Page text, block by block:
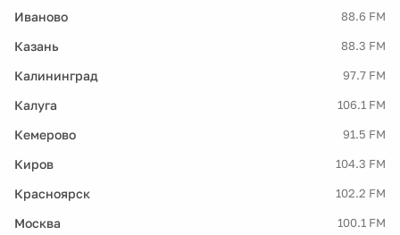
Иваново 88.6 FM
Казань 88.3 FM
Калининград 97.7 FM
Калуга 106.1 FM
Кемерово 91.5 FM
Киров 104.3 FM
Красноярск 102.2 FM
Москва 100.1 FM